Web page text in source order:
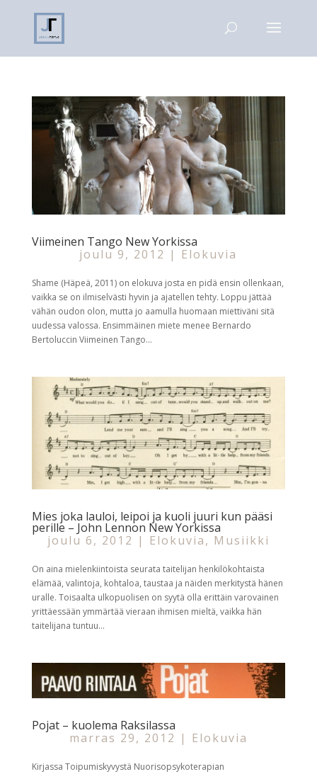
Viimeinen Tango New Yorkissa
joulu 9, 2012 | Elokuvia
Shame (Häpeä, 2011) on elokuva josta en pidä ensin ollenkaan,
vaikka se on ilmiselvästi hyvin ja ajatellen tehty. Loppu jättää
vähän oudon olon, mutta jo aamulla huomaan miettiväni sitä
uudessa valossa. Ensimmäinen miete menee Bernardo
Bertoluccin Viimeinen Tango...
Mies joka lauloi, leipoi ja kuoli juuri kun pääsi
perille – John Lennon New Yorkissa
joulu 6, 2012 | Elokuvia, Musiikki
On aina mielenkiintoista seurata taitelijan henkilökohtaista
elämää, valintoja, kohtaloa, taustaa ja näiden merkitystä hänen
uralle. Toisaalta ulkopuolisen on syytä olla erittäin varovainen
yrittäessään ymmärtää vieraan ihmisen mieltä, vaikka hän
taitelijana tuntuu...
Pojat – kuolema Raksilassa
marras 29, 2012 | Elokuvia
Kirjassa Toipumiskyvystä Nuorisopsykoterapian